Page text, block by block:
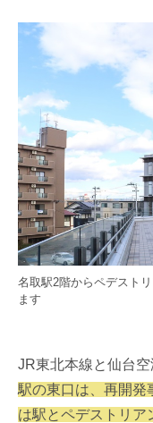
名取駅2階からペデスト
ます
JR東北本線と仙台
駅の東口は、再開発
は駅とペデストリア